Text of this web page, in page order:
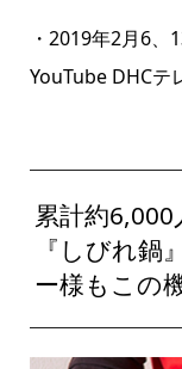
・2019年2月6、
YouTube DHCテ
累計約
『しびれ鍋
ー様もこの